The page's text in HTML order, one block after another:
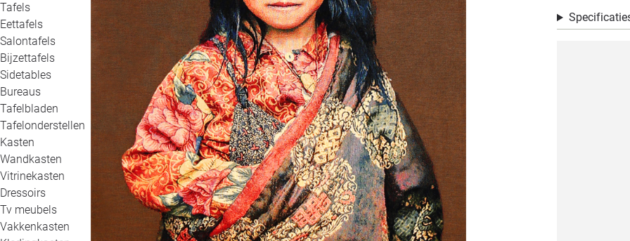
Tafels
Eettafels
Salontafels
Bijzettafels
Sidetables
Bureaus
Tafelbladen
Tafelonderstellen
Kasten
Wandkasten
Vitrinekasten
Dressoirs
Tv meubels
Vakkenkasten